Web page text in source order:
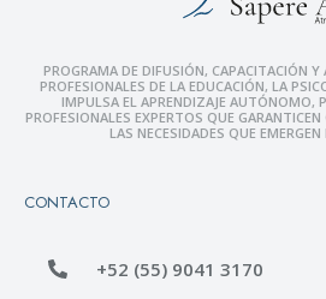
PROGRAMA DE DIFUSIÓN, CAPACITACIÓN
PROFESIONALES DE LA EDUCACIÓN, LA
IMPULSA EL APRENDIZAJE AUTÓNOMO,
PROFESIONALES EXPERTOS QUE
LAS NECESIDADES QUE EMERGEN
CONTACTO
+52 (55) 9041 3170